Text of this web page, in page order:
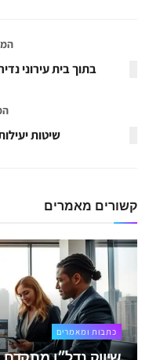
בתוך בית עירוני נדיר בשווי
שיטות
קשורים מאמרים
כתבות ומאמרים